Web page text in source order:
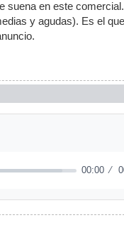
en este
y agudas). Es el
00:00